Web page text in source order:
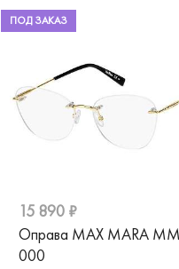
ПОД ЗАКАЗ
15 890 ₽
Оправа MAX MARA
000